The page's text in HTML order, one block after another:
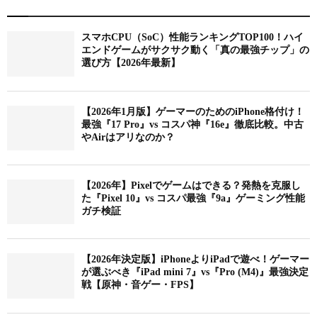
スマホCPU（SoC）性能ランキングTOP100！ハイ
エンドゲームがサクサク動く「真の最強チップ」の
選び方【2026年最新】
【2026年1月版】ゲーマーのためのiPhone格付け！
最強『17 Pro』vs コスパ神『16e』徹底比較。中古
やAirはアリなのか？
【2026年】Pixelでゲームはできる？発熱を克服し
た『Pixel 10』vs コスパ最強『9a』ゲーミング性能
ガチ検証
【2026年決定版】iPhoneよりiPadで遊べ！ゲーマー
が選ぶべき『iPad mini 7』vs『Pro (M4)』最強決定
戦【原神・音ゲー・FPS】